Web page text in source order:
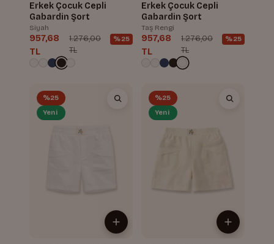
Erkek Çocuk Cepli
Gabardin Şort
Siyah
957,68
TL
1.276,00
TL
%25
Erkek Çocuk Cepli
Gabardin Şort
Taş Rengi
957,68
TL
1.276,00
TL
%25
%25
Yeni
%25
Yeni